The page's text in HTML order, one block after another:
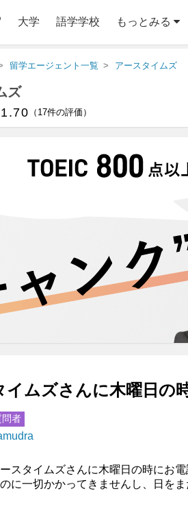
大学 語学学校 もっとみる
留学エージェント一覧 アースタイムズ
ズ
1.70 17件の評価
イムズさんに木曜日の
問者
スタイムズさんに木曜日の時にお
に一切かかってきませんし、日を